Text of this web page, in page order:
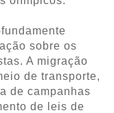
sobre os
A migração
de transporte,
de campanhas
de leis de